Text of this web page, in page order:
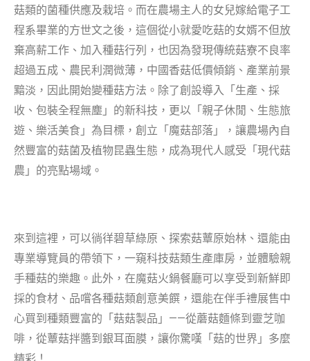
菇類的菌種供應及栽培。而在農場主人的女兒嫁給電子工
程系畢業的方世文之後，這個從小就愛吃菇的女婿不但放
棄高薪工作、加入種菇行列，也因為發現傳統菇寮不良率
超過五成、農民利潤微薄，中國香菇低價傾銷、產業前景
黯淡，因此開始變種菇方法。除了創設導入「生產、採
收、包裝全程無塵」的新科技，更以「親子休閒、生態旅
遊、樂活美食」為目標，創立「魔菇部落」，讓農場內自
然豐富的菇菌及植物昆蟲生態，成為現代人感受「現代菇
農」的亮點場域。
來到這裡，可以徜徉碧草綠原、探索菇蕈原始林、還能由
專業導覽員的帶領下，一窺科技菇類生產庫房，並體驗親
手種菇的樂趣。此外，在魔菇火鍋餐廳可以享受到新鮮即
採的食材、品嚐各種菇類創意美饌，還能在伴手禮展售中
心買到種類豐富的「菇菇製品」——從蘑菇麵條到靈芝咖
啡，從蕈菇拌醬到銀耳面膜，讓你驚嘆「菇的世界」多麼